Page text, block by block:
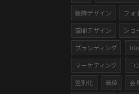
装飾デザイン フォ
空間デザイン ショ
ブランディング
マーケティング コ
差別化 価値 会